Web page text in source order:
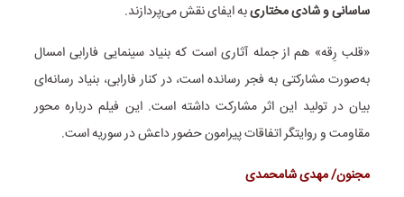
ساسانی و شادی مختاریبه ایفای نقش می‌پردازند.
«قلب رِقه» هم از جمله آثاری است که بنیاد سینمایی فارابی امسال
به‌صورت مشارکتی به فجر رسانده است، در کنار فارابی، بنیاد رسانه‌ای
بیان در تولید این اثر مشارکت داشته است. این فیلم درباره محور
مقاومت و روایتگر اتفاقات پیرامون حضور داعش در سوریه است.
مجنون/ مهدی شامحمدی